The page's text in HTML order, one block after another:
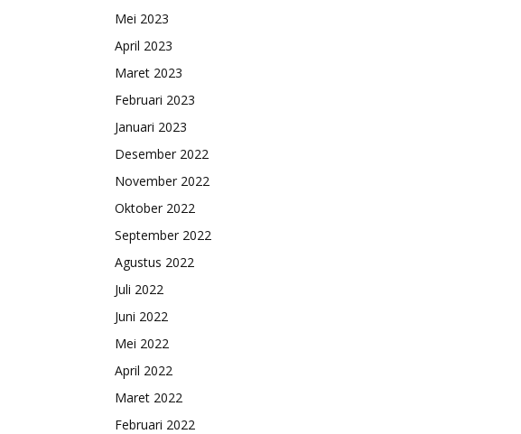
Mei 2023
April 2023
Maret 2023
Februari 2023
Januari 2023
Desember 2022
November 2022
Oktober 2022
September 2022
Agustus 2022
Juli 2022
Juni 2022
Mei 2022
April 2022
Maret 2022
Februari 2022